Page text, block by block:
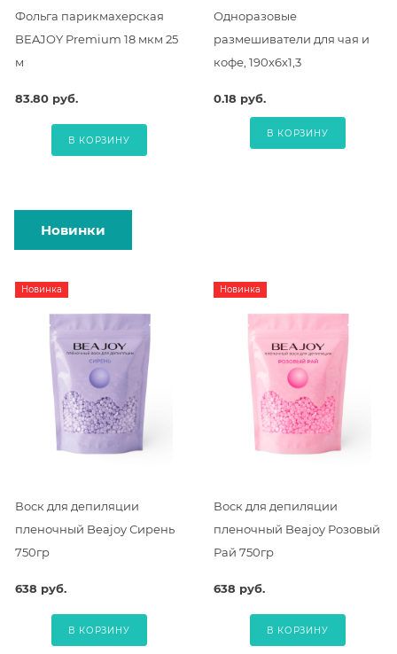
Фольга парикмахерская
BEAJOY Premium 18 мкм 25
м
83.80 руб.
В КОРЗИНУ
Одноразовые
размешиватели для чая и
кофе, 190х6х1,3
0.18 руб.
В КОРЗИНУ
Новинки
Новинка
Воск для депиляции
пленочный Beajoy Сирень
750гр
638 руб.
В КОРЗИНУ
Новинка
Воск для депиляции
пленочный Beajoy Розовый
Рай 750гр
638 руб.
В КОРЗИНУ